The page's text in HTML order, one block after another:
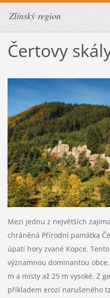
Zlínský region
Čertovy
Mezi jednu z největších
chráněná Přírodní památka
úpatí hory zvané Kopce.
významnou dominantou
m a místy až 25 m vysoké. Z
příkladem erozí narušeného